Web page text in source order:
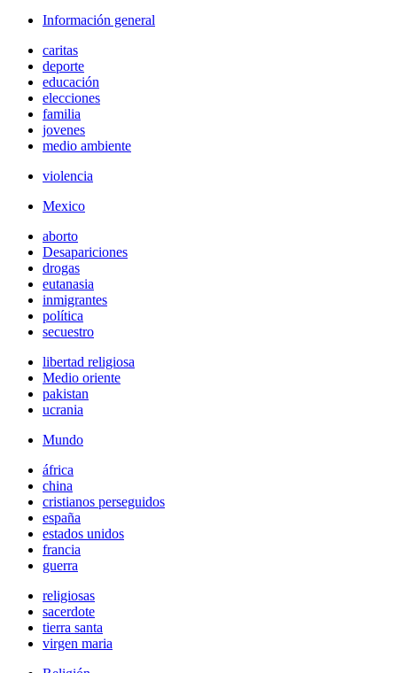
Información general
caritas
deporte
educación
elecciones
familia
jovenes
medio ambiente
violencia
Mexico
aborto
Desapariciones
drogas
eutanasia
inmigrantes
política
secuestro
libertad religiosa
Medio oriente
pakistan
ucrania
Mundo
áfrica
china
cristianos perseguidos
españa
estados unidos
francia
guerra
religiosas
sacerdote
tierra santa
virgen maria